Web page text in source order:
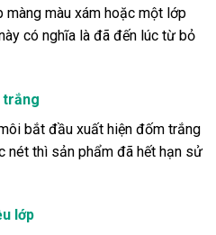
màu xám hoặc một lớp
có nghĩa là đã đến lúc từ bỏ
trắng
bắt đầu xuất hiện đốm trắng
nét thì sản phẩm đã hết hạn sử
lớp